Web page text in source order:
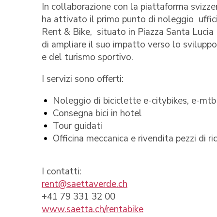
In collaborazione con la piattaforma
ha attivato il primo punto di noleggio
Rent & Bike, situato in Piazza Santa
di ampliare il suo impatto verso lo
e del turismo sportivo.
I servizi sono offerti:
Noleggio di biciclette e-citybikes, e-
Consegna bici in hotel
Tour guidati
Officina meccanica e rivendita pezzi di
I contatti:
rent@saettaverde.ch
+41 79 331 32 00
www.saetta.ch/rentabike